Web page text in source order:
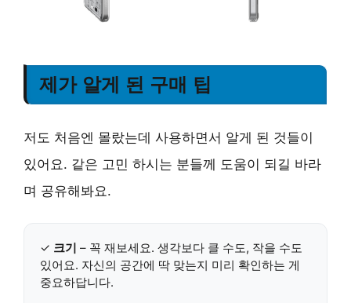
제가 알게 된 구매 팁
저도 처음엔 몰랐는데 사용하면서 알게 된 것들이
있어요. 같은 고민 하시는 분들께 도움이 되길 바라
며 공유해봐요.
✓ 크기 – 꼭 재보세요. 생각보다 클 수도, 작을 수도
있어요. 자신의 공간에 딱 맞는지 미리 확인하는 게
중요하답니다.